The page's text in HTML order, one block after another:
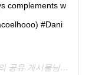
complements w
#Dani
공유 게시물님, 2019